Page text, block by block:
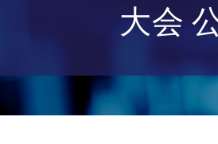
大会